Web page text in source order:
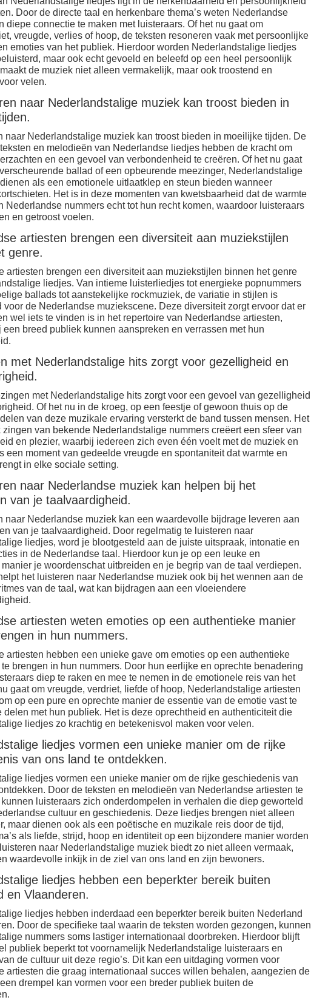
Door de directe taal en herkenbare thema’s weten Nederlandse
diepe connectie te maken met luisteraars. Of het nu gaat om
vreugde, verlies of hoop, de teksten resoneren vaak met persoonlijke
emoties van het publiek. Hierdoor worden Nederlandstalige liedjes
maar ook echt gevoeld en beleefd op een heel persoonlijk
de muziek niet alleen vermakelijk, maar ook troostend en
velen.
naar Nederlandstalige muziek kan troost bieden in
naar Nederlandstalige muziek kan troost bieden in moeilijke tijden. De
en melodieën van Nederlandse liedjes hebben de kracht om
en een gevoel van verbondenheid te creëren. Of het nu gaat
ballad of een opbeurende meezinger, Nederlandstalige
als een emotionele uitlaatklep en steun bieden wanneer
Het is in deze momenten van kwetsbaarheid dat de warmte
Nederlandse nummers echt tot hun recht komen, waardoor luisteraars
en getroost voelen.
artiesten brengen een diversiteit aan muziekstijlen
genre.
artiesten brengen een diversiteit aan muziekstijlen binnen het genre
liedjes. Van intieme luisterliedjes tot energieke popnummers
ballads tot aanstekelijke rockmuziek, de variatie in stijlen is
voor de Nederlandse muziekscene. Deze diversiteit zorgt ervoor dat er
wel iets te vinden is in het repertoire van Nederlandse artiesten,
een breed publiek kunnen aanspreken en verrassen met hun
met Nederlandstalige hits zorgt voor gezelligheid en
met Nederlandstalige hits zorgt voor een gevoel van gezelligheid
Of het nu in de kroeg, op een feestje of gewoon thuis op de
van deze muzikale ervaring versterkt de band tussen mensen. Het
van bekende Nederlandstalige nummers creëert een sfeer van
en plezier, waarbij iedereen zich even één voelt met de muziek en
een moment van gedeelde vreugde en spontaniteit dat warmte en
in elke sociale setting.
naar Nederlandse muziek kan helpen bij het
van je taalvaardigheid.
naar Nederlandse muziek kan een waardevolle bijdrage leveren aan
van je taalvaardigheid. Door regelmatig te luisteren naar
liedjes, word je blootgesteld aan de juiste uitspraak, intonatie en
in de Nederlandse taal. Hierdoor kun je op een leuke en
je woordenschat uitbreiden en je begrip van de taal verdiepen.
het luisteren naar Nederlandse muziek ook bij het wennen aan de
van de taal, wat kan bijdragen aan een vloeiendere
artiesten weten emoties op een authentieke manier
in hun nummers.
artiesten hebben een unieke gave om emoties op een authentieke
brengen in hun nummers. Door hun eerlijke en oprechte benadering
diep te raken en mee te nemen in de emotionele reis van het
gaat om vreugde, verdriet, liefde of hoop, Nederlandstalige artiesten
op een pure en oprechte manier de essentie van de emotie vast te
delen met hun publiek. Het is deze oprechtheid en authenticiteit die
liedjes zo krachtig en betekenisvol maken voor velen.
liedjes vormen een unieke manier om de rijke
van ons land te ontdekken.
liedjes vormen een unieke manier om de rijke geschiedenis van
Door de teksten en melodieën van Nederlandse artiesten te
luisteraars zich onderdompelen in verhalen die diep geworteld
cultuur en geschiedenis. Deze liedjes brengen niet alleen
maar dienen ook als een poëtische en muzikale reis door de tijd,
als liefde, strijd, hoop en identiteit op een bijzondere manier worden
naar Nederlandstalige muziek biedt zo niet alleen vermaak,
waardevolle inkijk in de ziel van ons land en zijn bewoners.
liedjes hebben een beperkter bereik buiten
en Vlaanderen.
liedjes hebben inderdaad een beperkter bereik buiten Nederland
Door de specifieke taal waarin de teksten worden gezongen, kunnen
nummers soms lastiger internationaal doorbreken. Hierdoor blijft
publiek beperkt tot voornamelijk Nederlandstalige luisteraars en
de cultuur uit deze regio’s. Dit kan een uitdaging vormen voor
artiesten die graag internationaal succes willen behalen, aangezien de
drempel kan vormen voor een breder publiek buiten de